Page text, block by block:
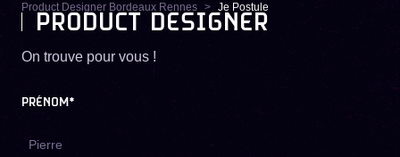
Product Designer Bordeaux Rennes
Je Postule
PRODUCT DESIGNER
On trouve pour vous !
PRÉNOM*